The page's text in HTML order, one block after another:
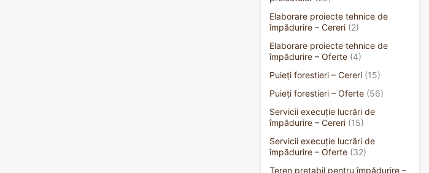
Elaborare proiecte tehnice de
împădurire – Cereri (2)
Elaborare proiecte tehnice de
împădurire – Oferte (4)
Puieți forestieri – Cereri (15)
Puieți forestieri – Oferte (56)
Servicii execuție lucrări de
împădurire – Cereri (15)
Servicii execuție lucrări de
împădurire – Oferte (32)
Teren pretabil pentru împădurire –